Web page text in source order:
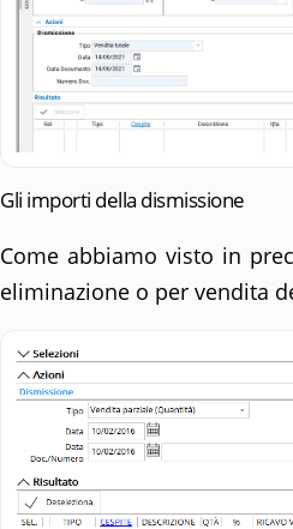
Gli importi della dismissione
Come abbiamo visto in
eliminazione o per vendita